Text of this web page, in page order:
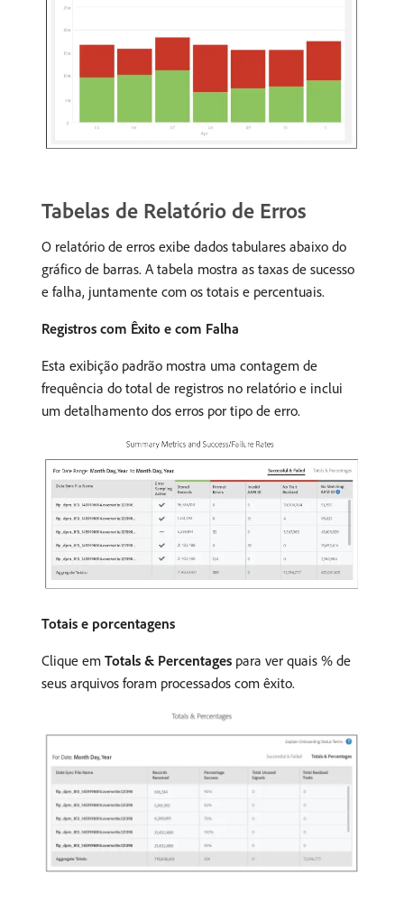
Tabelas de Relatório de Erros
O relatório de erros exibe dados tabulares abaixo do
gráfico de barras. A tabela mostra as taxas de sucesso
e falha, juntamente com os totais e percentuais.
Registros com Êxito e com Falha
Esta exibição padrão mostra uma contagem de
frequência do total de registros no relatório e inclui
um detalhamento dos erros por tipo de erro.
Totais e porcentagens
Clique em Totals & Percentages para ver quais % de
seus arquivos foram processados com êxito.